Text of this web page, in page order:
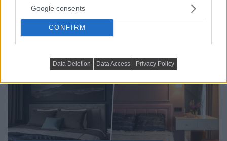
Google consents
CONFIRM
Data Deletion Data Access Privacy Policy